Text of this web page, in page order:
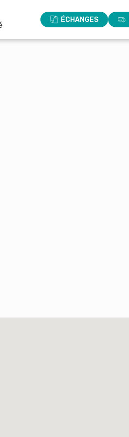
ÉCHANGES